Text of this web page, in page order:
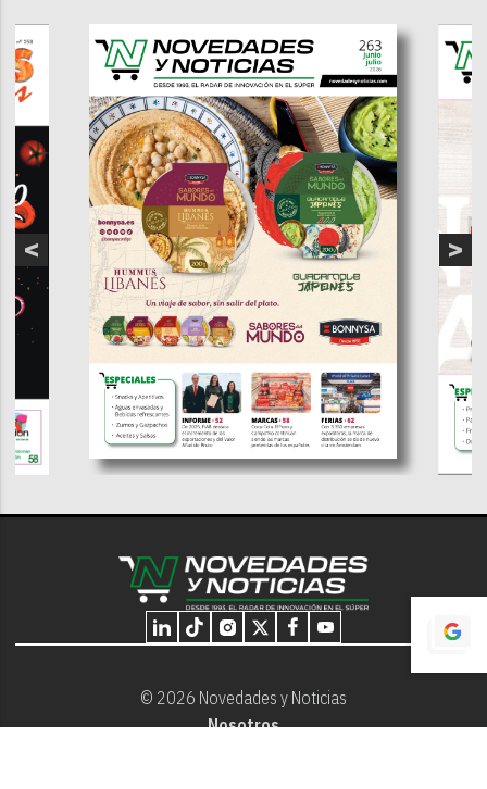
© 2026 Novedades y Noticias
Nosotros